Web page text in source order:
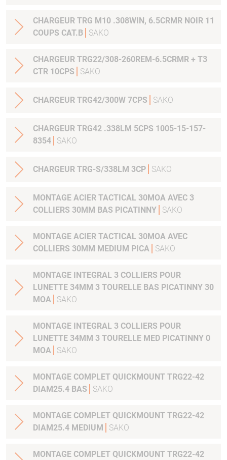
CHARGEUR TRG M10 .308WIN, 6.5CRMR NOIR 11
COUPS CAT.B
SAKO
CHARGEUR TRG22/308-260REM-6.5CRMR + T3
CTR 10CPS
SAKO
CHARGEUR TRG42/300W 7CPS SAKO
CHARGEUR TRG42 .338LM 5CPS 1005-15-157-
8354
SAKO
CHARGEUR TRG-S/338LM 3CP SAKO
MONTAGE ACIER TACTICAL 30MOA AVEC 3
COLLIERS 30MM BAS PICATINNY
SAKO
MONTAGE ACIER TACTICAL 30MOA AVEC
COLLIERS 30MM MEDIUM PICA
SAKO
MONTAGE INTEGRAL 3 COLLIERS POUR
LUNETTE 34MM 3 TOURELLE BAS PICATINNY 30
MOA
SAKO
MONTAGE INTEGRAL 3 COLLIERS POUR
LUNETTE 34MM 3 TOURELLE MED PICATINNY 0
MOA
SAKO
MONTAGE COMPLET QUICKMOUNT TRG22-42
DIAM25.4 BAS
SAKO
MONTAGE COMPLET QUICKMOUNT TRG22-42
DIAM25.4 MEDIUM
SAKO
MONTAGE COMPLET QUICKMOUNT TRG22-42